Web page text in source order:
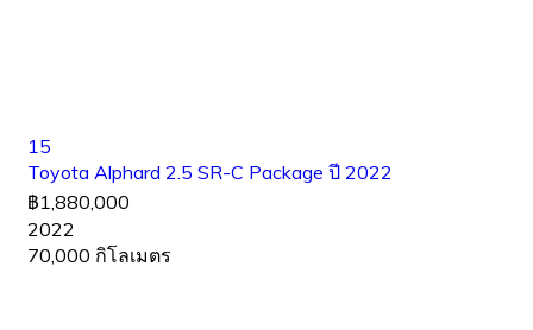
15
Toyota Alphard 2.5 SR-C Package ปี 2022
฿1,880,000
2022
70,000 กิโลเมตร